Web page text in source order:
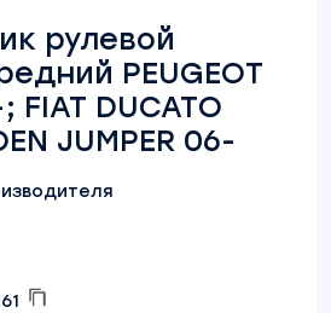
рулевой
PEUGEOT
FIAT DUCATO
JUMPER 06-